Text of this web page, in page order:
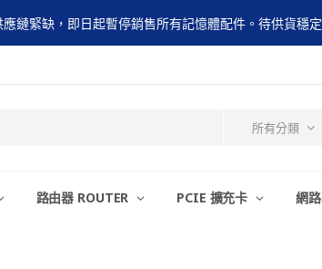
應鏈緊缺，即日起暫停銷售所有記憶體配件。待供貨穩
所有分類
路由器 ROUTER PCIE 擴充卡 網